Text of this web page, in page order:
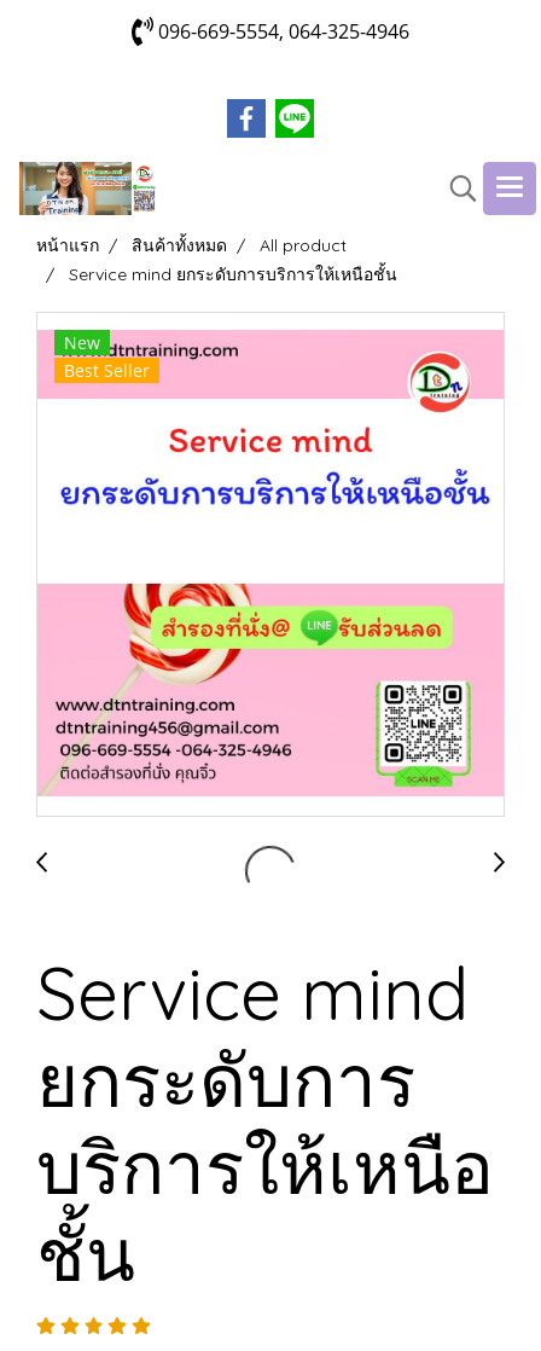
096-669-5554, 064-325-4946
หน้าแรก สินค้าทั้งหมด
All product
Service mind ยกระดับการบริการให้เหนือชั้น
New
Best Seller
Service mind
ยกระดับการ
บริการให้เหนือ
ชั้น